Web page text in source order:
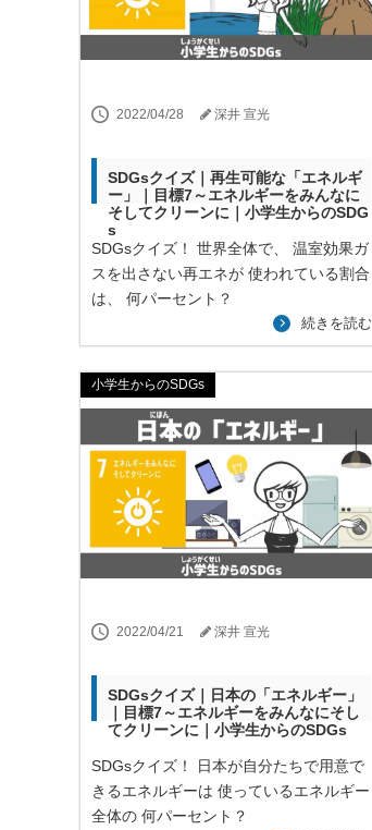
2022/04/28 深井 宣光
SDGsクイズ｜再生可能な「エネルギ
ー」｜目標7～エネルギーをみんなに
そしてクリーンに｜小学生からのSDG
s
SDGsクイズ！ 世界全体で、 温室効果ガ
スを出さない再エネが 使われている割合
は、 何パーセント？
続きを読む
小学生からのSDGs
2022/04/21 深井 宣光
SDGsクイズ｜日本の「エネルギー」
｜目標7～エネルギーをみんなにそし
てクリーンに｜小学生からのSDGs
SDGsクイズ！ 日本が自分たちで用意で
きるエネルギーは 使っているエネルギー
全体の 何パーセント？